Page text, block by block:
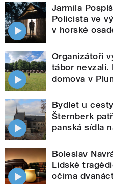
Jarmila
Policista ve
v horské
Organizátoři
tábor nevzali.
domova v
Bydlet u
Šternberk
panská sídla
Boleslav
Lidské
očima